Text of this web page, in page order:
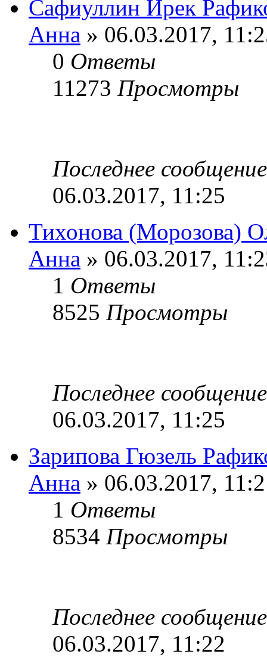
Сафиуллин Ирек
Анна » 06.03.2017,
0 Ответы
11273 Просмотры
Последнее
06.03.2017, 11:25
Тихонова (Морозова)
Анна » 06.03.2017,
1 Ответы
8525 Просмотры
Последнее
06.03.2017, 11:25
Зарипова Гюзель
Анна » 06.03.2017,
1 Ответы
8534 Просмотры
Последнее
06.03.2017, 11:22